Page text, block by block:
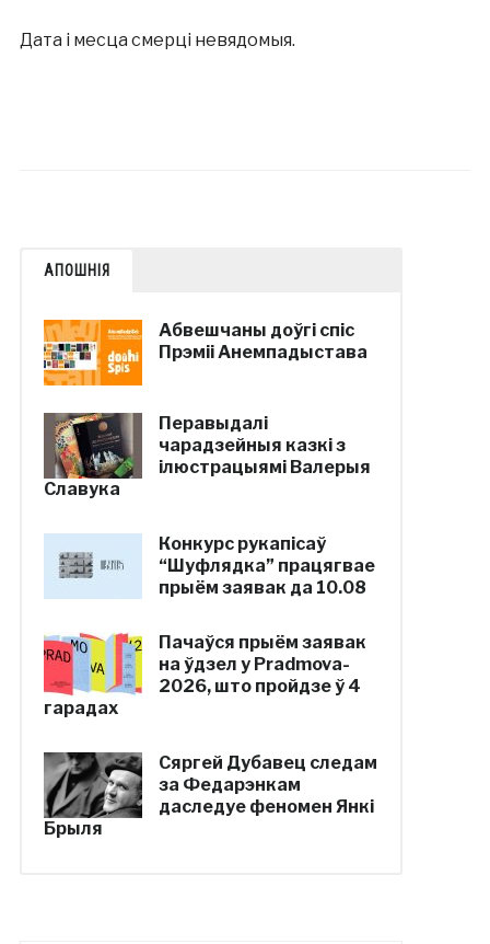
Дата і месца смерці невядомыя.
АПОШНІЯ
Абвешчаны доўгі спіс
Прэміі Анемпадыстава
Перавыдалі
чарадзейныя казкі з
ілюстрацыямі Валерыя
Славука
Конкурс рукапісаў
“Шуфлядка” працягвае
прыём заявак да 10.08
Пачаўся прыём заявак
на ўдзел у Pradmova-
2026, што пройдзе ў 4
гарадах
Сяргей Дубавец следам
за Федарэнкам
даследуе феномен Янкі
Брыля